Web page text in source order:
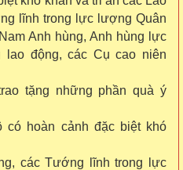
lĩnh trong lực lượng Quân
Anh hùng, Anh hùng lực
lao động, các Cụ cao niên
tặng những phần quà ý
có hoàn cảnh đặc biệt khó
các Tướng lĩnh trong lực